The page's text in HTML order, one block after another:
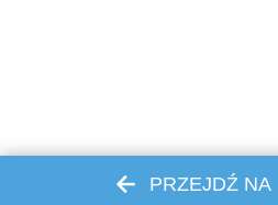
PRZEJDŹ NA